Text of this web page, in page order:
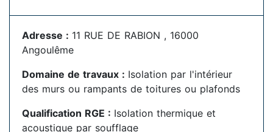
Adresse : 11 RUE DE RABION , 16000
Angoulême
Domaine de travaux : Isolation par l'intérieur
des murs ou rampants de toitures ou plafonds
Qualification RGE : Isolation thermique et
acoustique par soufflage